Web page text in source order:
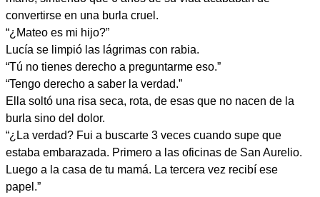
convertirse en una burla cruel.
“¿Mateo es mi hijo?”
Lucía se limpió las lágrimas con rabia.
“Tú no tienes derecho a preguntarme eso.”
“Tengo derecho a saber la verdad.”
Ella soltó una risa seca, rota, de esas que no nacen de la
burla sino del dolor.
“¿La verdad? Fui a buscarte 3 veces cuando supe que
estaba embarazada. Primero a las oficinas de San Aurelio.
Luego a la casa de tu mamá. La tercera vez recibí ese
papel.”